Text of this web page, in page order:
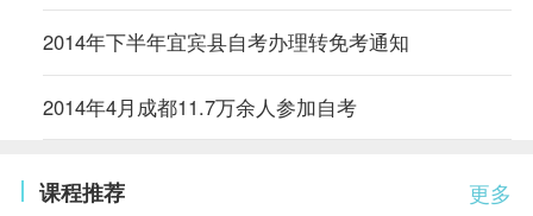
2014年下半年宜宾县自考办理转免考通知
2014年4月成都11.7万余人参加自考
更多
课程推荐